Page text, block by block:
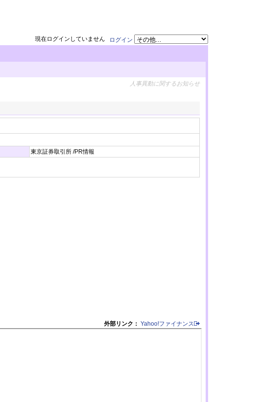
ログイン
現在ログインしていません
人事異動に関するお知らせ
東京証券取引所 /PR情報
外部リンク： Yahoo!ファイナンス